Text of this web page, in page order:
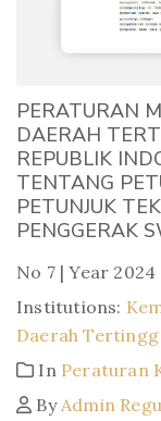
PERATURAN
DAERAH
REPUBLIK
TENTANG
PETUNJUK
PENGGERAK
No 7 | Year 2024
Institutions:
Daerah Tertingg
In Peraturan
By Admin